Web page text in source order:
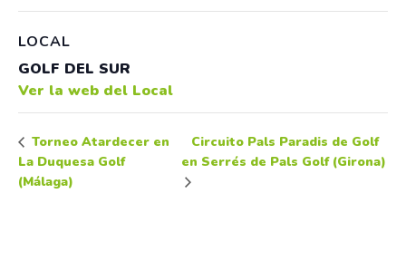
LOCAL
GOLF DEL SUR
Ver la web del Local
Torneo Atardecer en
La Duquesa Golf
(Málaga)
Circuito Pals Paradis de Golf
en Serrés de Pals Golf (Girona)